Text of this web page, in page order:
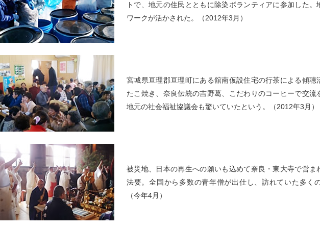
トで、地元の住民とともに除染ボランティアに参加した。
ワークが活かされた。（2012年3月）
宮城県亘理郡亘理町にある舘南仮設住宅の行茶による傾聴
たこ焼き、奈良伝統の吉野葛、こだわりのコーヒーで交流
地元の社会福祉協議会も驚いていたという。（2012年3月）
被災地、日本の再生への願いも込めて奈良・東大寺で営ま
法要。全国から多数の青年僧が出仕し、訪れていた多く
（今年4月）